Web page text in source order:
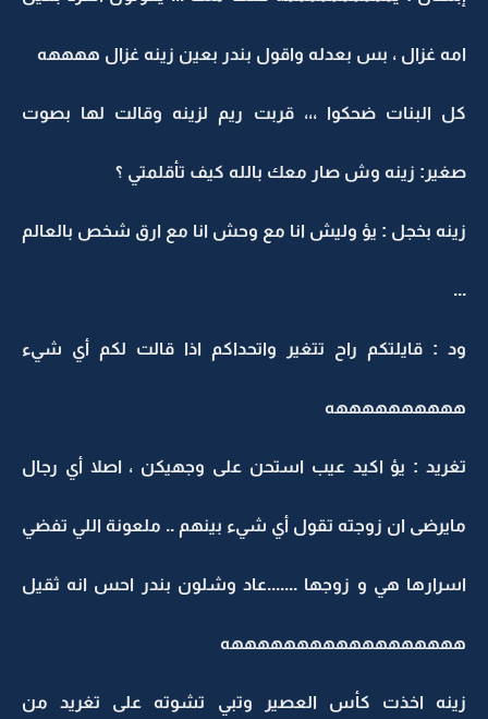
امه غزال ، بس بعدله واقول بندر بعين زينه غزال ههههه
كل البنات ضحكوا ،،، قربت ريم لزينه وقالت لها بصوت
صغير: زينه وش صار معك بالله كيف تأقلمتي ؟
زينه بخجل : يؤ وليش انا مع وحش انا مع ارق شخص بالعالم
...
ود : قايلتكم راح تتغير واتحداكم اذا قالت لكم أي شيء
ههههههههههه
تغريد : يؤ اكيد عيب استحن على وجهيكن ، اصلا أي رجال
مايرضى ان زوجته تقول أي شيء بينهم .. ملعونة اللي تفضي
اسرارها هي و زوجها .......عاد وشلون بندر احس انه ثقيل
ههههههههههههههههههه
زينه اخذت كأس العصير وتبي تشوته على تغريد من